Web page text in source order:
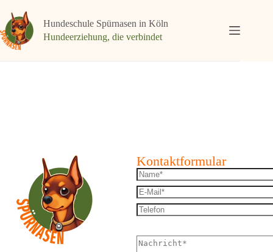
Hundeschule Spürnasen in Köln
Hundeerziehung, die verbindet
Kontaktformular